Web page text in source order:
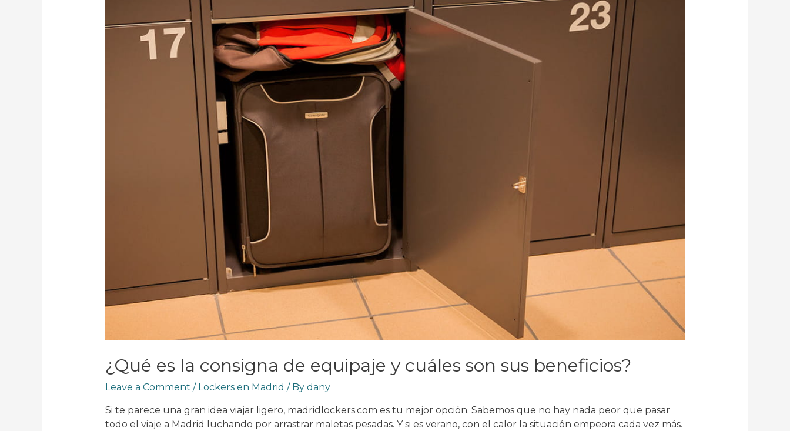
¿Qué es la consigna de equipaje y cuáles son sus beneficios?
Leave a Comment / Lockers en Madrid / By dany
Si te parece una gran idea viajar ligero, madridlockers.com es tu mejor opción. Sabemos que no hay nada peor que pasar
todo el viaje a Madrid luchando por arrastrar maletas pesadas. Y si es verano, con el calor la situación empeora cada vez más.